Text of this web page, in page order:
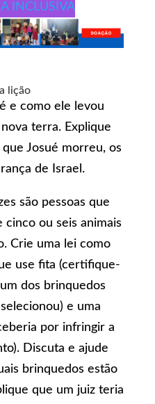
INCLUSIVA
lição
e como ele levou
terra. Explique
Josué morreu, os
de Israel.
são pessoas que
cinco ou seis animais
Crie uma lei como
use fita (certifique-
dos brinquedos
e uma
por infringir a
Discuta e ajude
brinquedos estão
que um juiz teria